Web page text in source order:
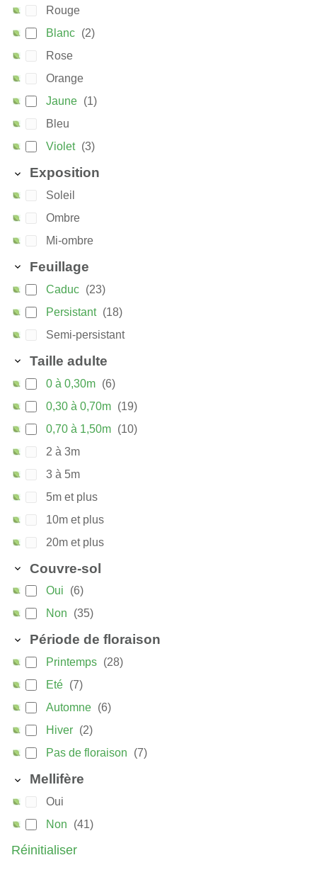
Rouge
Blanc (2)
Rose
Orange
Jaune (1)
Bleu
Violet (3)
Exposition
Soleil
Ombre
Mi-ombre
Feuillage
Caduc (23)
Persistant (18)
Semi-persistant
Taille adulte
0 à 0,30m (6)
0,30 à 0,70m (19)
0,70 à 1,50m (10)
2 à 3m
3 à 5m
5m et plus
10m et plus
20m et plus
Couvre-sol
Oui
(6)
Non
(35)
Période de floraison
Printemps (28)
Eté (7)
Automne (6)
Hiver (2)
Pas de floraison
(7)
Mellifère
Oui
Non
(41)
Réinitialiser